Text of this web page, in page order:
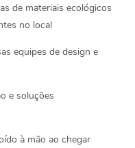
de materiais ecológicos
no local
equipes de design e
e soluções
à mão ao chegar